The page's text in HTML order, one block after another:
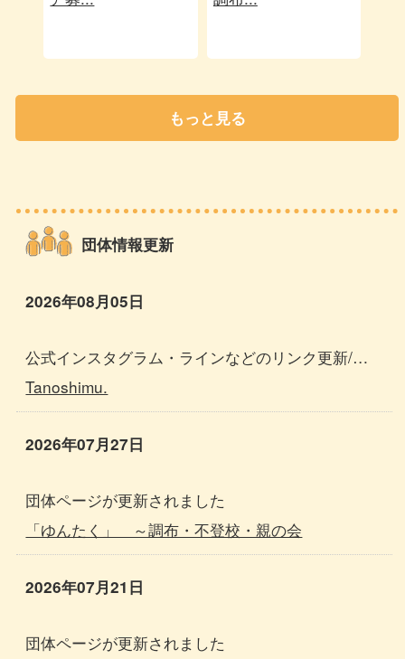
もっと見る
団体情報更新
2026年08月05日
公式インスタグラム・ラインなどのリンク更新/団
体活動記録など追加してます
Tanoshimu.
2026年07月27日
団体ページが更新されました
「ゆんたく」 ～調布・不登校・親の会
2026年07月21日
団体ページが更新されました